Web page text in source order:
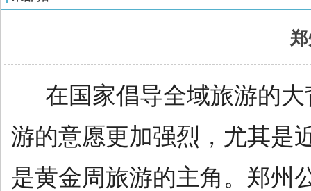
在国家倡导全域旅游的
游的意愿更加强烈，尤其是
是黄金周旅游的主角。郑州